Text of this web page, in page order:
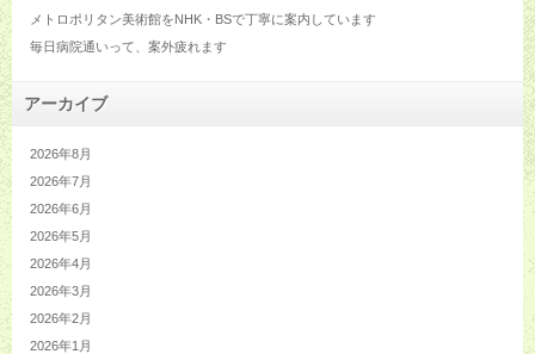
メトロポリタン美術館をNHK・BSで丁寧に案内しています
毎日病院通いって、案外疲れます
アーカイブ
2026年8月
2026年7月
2026年6月
2026年5月
2026年4月
2026年3月
2026年2月
2026年1月